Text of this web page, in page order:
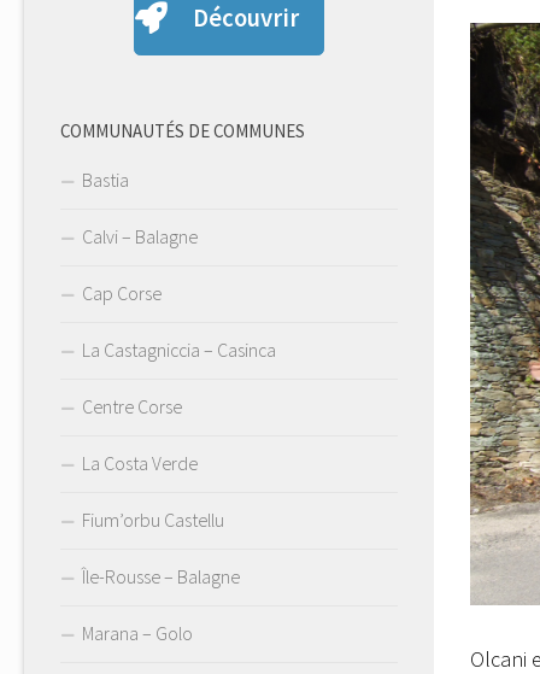
Olcani
Découvrir
COMMUNAUTÉS DE COMMUNES
Bastia
Calvi – Balagne
Cap Corse
La Castagniccia – Casinca
Centre Corse
La Costa Verde
Fium’orbu Castellu
Île-Rousse – Balagne
Marana – Golo